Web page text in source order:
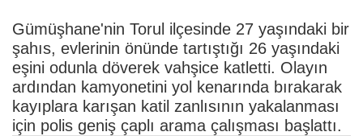
Gümüşhane'nin Torul ilçesinde 27 yaşındaki bir
şahıs, evlerinin önünde tartıştığı 26 yaşındaki
eşini odunla döverek vahşice katletti. Olayın
ardından kamyonetini yol kenarında bırakarak
kayıplara karışan katil zanlısının yakalanması
için polis geniş çaplı arama çalışması başlattı.